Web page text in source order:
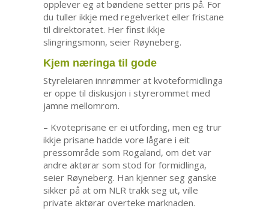
opplever eg at bøndene setter pris på. For
du tuller ikkje med regelverket eller fristane
til direktoratet. Her finst ikkje
slingringsmonn, seier Røyneberg.
Kjem næringa til gode
Styreleiaren innrømmer at kvoteformidlinga
er oppe til diskusjon i styrerommet med
jamne mellomrom.
– Kvoteprisane er ei utfording, men eg trur
ikkje prisane hadde vore lågare i eit
pressområde som Rogaland, om det var
andre aktørar som stod for formidlinga,
seier Røyneberg. Han kjenner seg ganske
sikker på at om NLR trakk seg ut, ville
private aktørar overteke marknaden.